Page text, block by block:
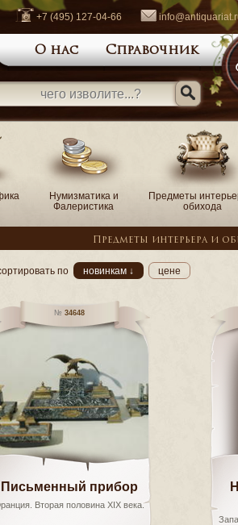
+7 (495) 127-04-66
О нас Справочник
Нумизматика и
Фалеристика
Предметы
обихода
Предметы интерьера и
по новинкам ↓ цене
34648
Письменный прибор
Вторая половина XIX века.